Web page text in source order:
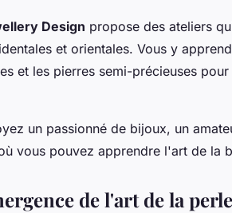
Design propose des ateliers
et orientales. Vous y
et les pierres semi-précieuses
un passionné de bijoux, un
vous pouvez apprendre l'art de la
de l'art de la perle